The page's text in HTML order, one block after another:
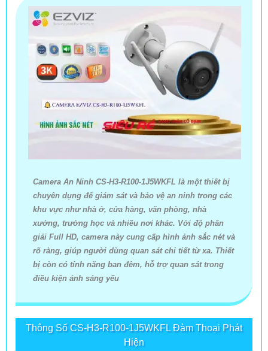
Camera An Ninh CS-H3-R100-1J5WKFL là một thiết bị
chuyên dụng để giám sát và bảo vệ an ninh trong các
khu vực như nhà ở, cửa hàng, văn phòng, nhà
xưởng, trường học và nhiều nơi khác. Với độ phân
giải Full HD, camera này cung cấp hình ảnh sắc nét và
rõ ràng, giúp người dùng quan sát chi tiết từ xa. Thiết
bị còn có tính năng ban đêm, hỗ trợ quan sát trong
điều kiện ánh sáng yếu
Thông Số CS-H3-R100-1J5WKFL Đàm Thoại Phát
Hiện